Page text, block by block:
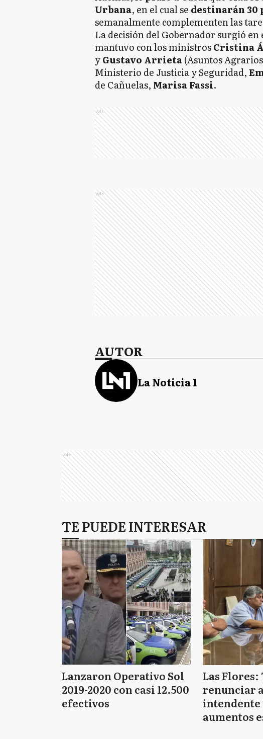
Urbana, en el cual se destinarán 30
semanalmente complementen las
La decisión del Gobernador surgió en
mantuvo con los ministrosCristina
yGustavo Arrieta(Asuntos
Ministerio de Justicia y Seguridad,
de Cañuelas, Marisa Fassi.
Ads
Ads
AUTOR
La Noticia 1
Ads
TE PUEDE INTERESAR
Lanzaron Operativo Sol
2019-2020 con casi 12.500
efectivos
Las Flores:
renunciar
intendente
aumentos